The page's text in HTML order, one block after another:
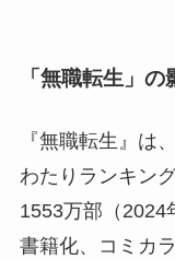
「無職転生」の
『無職転生』は
わたりランキン
1553万部（2024
書籍化、コミカ